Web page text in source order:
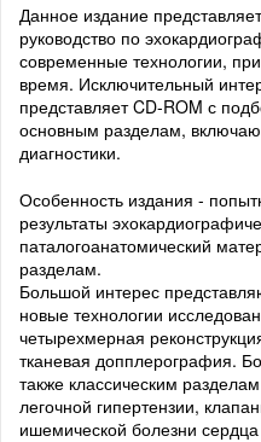
Данное издание
руководство по
современные технологии,
время. Исключительный
представляет CD-ROM с
основным разделам,
диагностики.
Особенность издания -
результаты
паталогоанатомический
разделам.
Большой интерес
новые технологии
четырехмерная
тканевая допплерография.
также классическим
легочной гипертензии,
ишемической болезни